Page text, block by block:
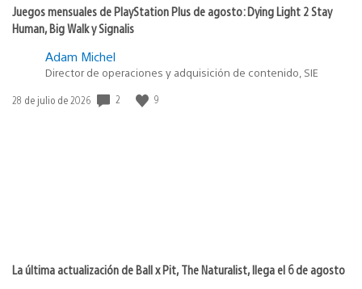
Juegos mensuales de PlayStation Plus de agosto: Dying Light 2 Stay
Human, Big Walk y Signalis
Adam Michel
Director de operaciones y adquisición de contenido, SIE
Fecha
28 de julio de 2026 2 9
La última actualización de Ball x Pit, The Naturalist, llega el 6 de agosto